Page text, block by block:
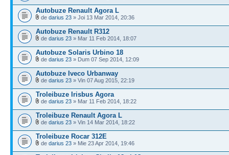
Autobuze Renault Agora L
de darius 23 » Joi 13 Mar 2014, 20:36
Autobuze Renault R312
de darius 23 » Mar 11 Feb 2014, 18:07
Autobuze Solaris Urbino 18
de darius 23 » Dum 07 Sep 2014, 12:09
Autobuze Iveco Urbanway
de darius 23 » Vin 07 Aug 2015, 22:19
Troleibuze Irisbus Agora
de darius 23 » Mar 11 Feb 2014, 18:22
Troleibuze Renault Agora L
de darius 23 » Vin 14 Mar 2014, 18:22
Troleibuze Rocar 312E
de darius 23 » Mie 23 Apr 2014, 19:46